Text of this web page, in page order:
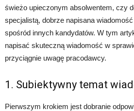
świeżo upieczonym absolwentem, czy
specjalistą, dobrze napisana
spośród innych kandydatów. W tym
napisać skuteczną wiadomość w
przyciągnie uwagę pracodawcy.
1. Subiektywny temat
Pierwszym krokiem jest dobranie